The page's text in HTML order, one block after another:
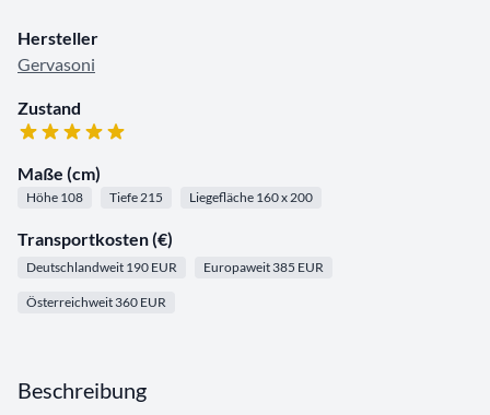
Hersteller
Gervasoni
Zustand
Maße (cm)
Höhe 108 Tiefe 215 Liegefläche 160 x 200
Transportkosten (€)
Deutschlandweit 190 EUR Europaweit 385 EUR
Österreichweit 360 EUR
Beschreibung